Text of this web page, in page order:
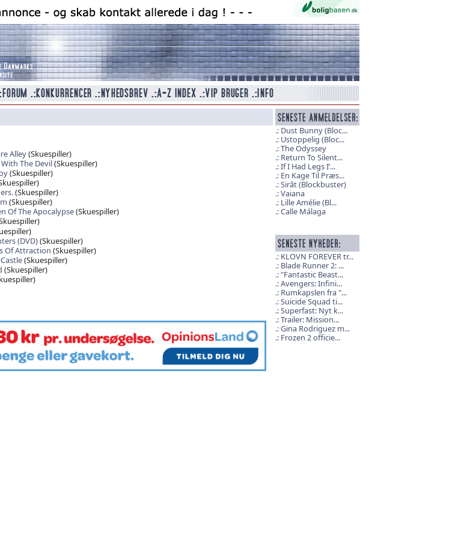
Alley(Skuespiller)
The Devil(Skuespiller)
(Skuespiller)
(Skuespiller)
(Skuespiller)
Of The Apocalypse(Skuespiller)
(DVD)(Skuespiller)
Of Attraction (Skuespiller)
(Skuespiller)
(Skuespiller)
Dust Bunny (Bloc...
Ustoppelig (Bloc...
The Odyssey
Return To Silent...
If I Had Legs I’...
En Kage Til Præs...
Sirât (Blockbuster)
Vaiana
Lille Amélie (Bl...
Calle Málaga
KLOVN FOREVER tr...
Blade Runner 2: ...
"Fantastic Beast...
Avengers: Infini...
Rumkapslen fra "...
Suicide Squad ti...
Superfast: Nyt k...
Trailer: Mission...
Gina Rodriguez m...
Frozen 2 officie...